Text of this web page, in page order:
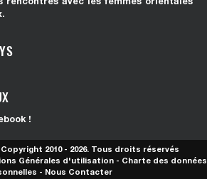
!
2010 - 2026. Tous droits réservés
Générales d'utilisation - Charte des données
- Nous Contacter